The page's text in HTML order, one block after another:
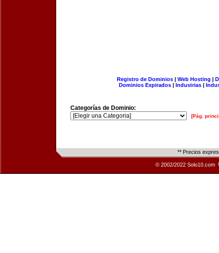
Registro de Dominios| Web Hosting |
Dominios Expirados | Industrias |
Categorías de Dominio:
[Pág.
** Precios
© 2002/2022 Solo10.com